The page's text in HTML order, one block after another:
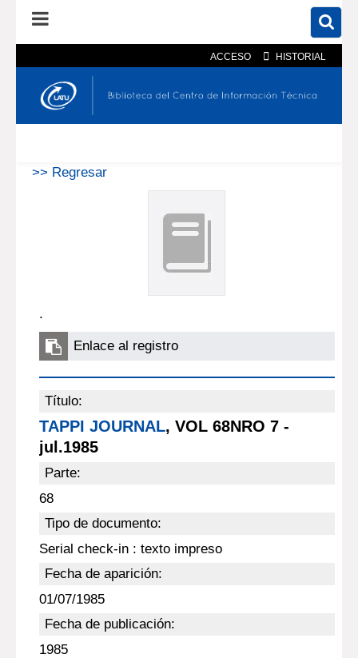
ACCESO HISTORIAL
En el catálogo En el sitio
>> Regresar
.
Enlace al registro
Título:
TAPPI JOURNAL, VOL 68NRO 7 -
jul.1985
Parte:
68
Tipo de documento:
Serial check-in : texto impreso
Fecha de aparición:
01/07/1985
Fecha de publicación:
1985